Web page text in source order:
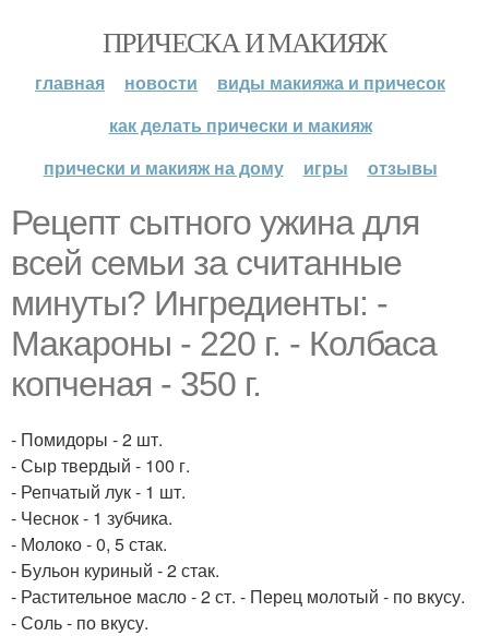
ПРИЧЕСКА И МАКИЯЖ
главная новости
виды макияжа и причесок
как делать прически и макияж
прически и макияж на дому
игры отзывы
Рецепт сытного ужина для
всей семьи за считанные
минуты? Ингредиенты: -
Макароны - 220 г. - Колбаса
копченая - 350 г.
- Помидоры - 2 шт.
- Сыр твердый - 100 г.
- Репчатый лук - 1 шт.
- Чеснок - 1 зубчика.
- Молоко - 0, 5 стак.
- Бульон куриный - 2 стак.
- Растительное масло - 2 ст. - Перец молотый - по вкусу.
- Соль - по вкусу.